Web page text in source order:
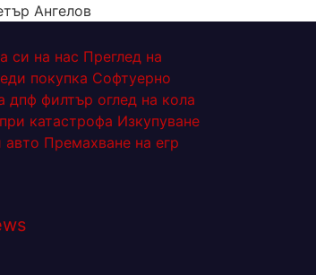
Ангелов
си на нас Преглед на
покупка Софтуерно
дпф филтър оглед на кола
катастрофа Изкупуване
авто Премахване на егр